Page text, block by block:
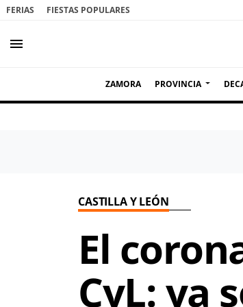
FERIAS FIESTAS POPULARES
menu
ZAMORA PROVINCIA
CASTILLA Y LEÓN
El
CyL: ya